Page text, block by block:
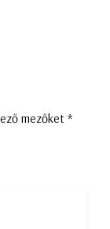
mezőket *